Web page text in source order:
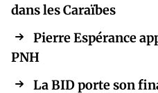
dans les Caraïbes
Pierre Espérance
PNH
La BID porte son